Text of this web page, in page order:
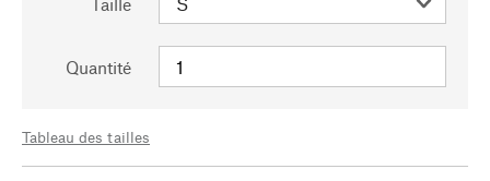
Quantité
Tableau des tailles